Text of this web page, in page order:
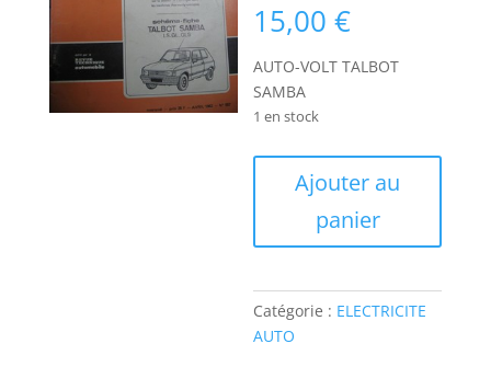
15,00€
AUTO-VOLT TALBOT
SAMBA
1 en stock
AUTO-
TALBOT
SAMBA
Ajouter au
panier
Catégorie : ELECTRICITE
AUTO